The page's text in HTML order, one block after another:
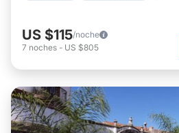
US $115/noche
7 noches - US $805